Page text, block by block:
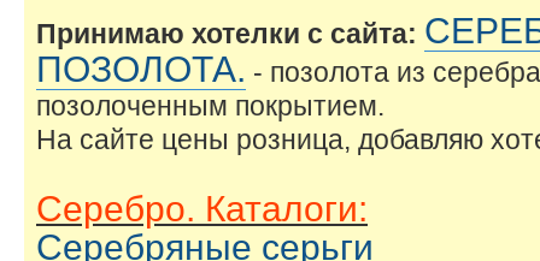
Принимаю хотелки с сайта:
ПОЗОЛОТА. - позолота из
позолоченным покрытием.
На сайте цены розница, добавляю
Серебро. Каталоги:
Серебряные серьги